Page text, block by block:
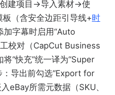
建项目→导入素材→使
板（含安全边距引导线+时
加字幕时启用“Auto
校对（CapCut Business
“快充”统一译为“Super
导出前勾选“Export for
eBay所需元数据（SKU、